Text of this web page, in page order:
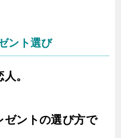
ント選び
。
ゼントの選び方で